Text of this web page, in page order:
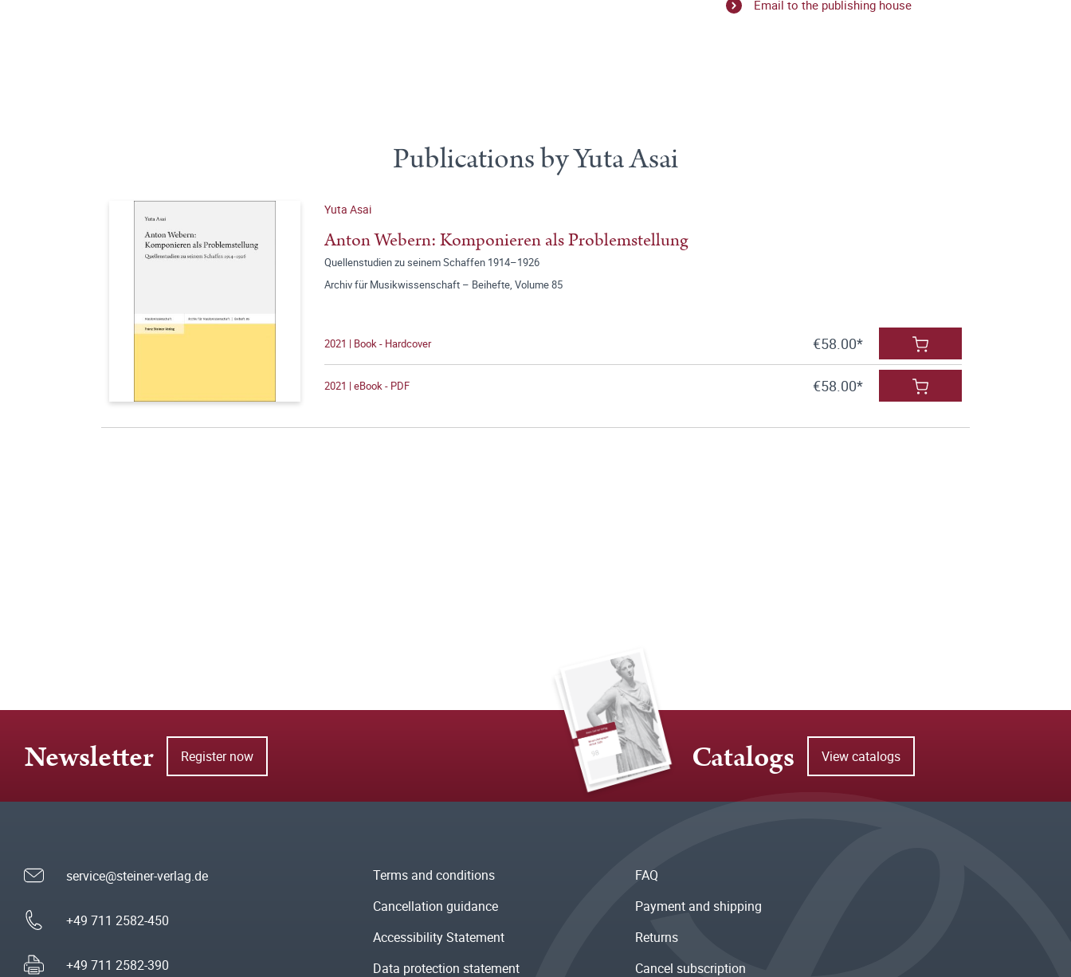
Email to the publishing house
Publications by Yuta Asai
Yuta Asai
Anton Webern: Komponieren als Problemstellung
Quellenstudien zu seinem Schaffen 1914–1926
Archiv für Musikwissenschaft – Beihefte, Volume 85
2021 | Book - Hardcover €58.00*
2021 | eBook - PDF €58.00*
Newsletter Register now Catalogs View catalogs
service@steiner-verlag.de
+49 711 2582-450
+49 711 2582-390
Terms and conditions
Cancellation guidance
Accessibility Statement
Data protection statement
FAQ
Payment and shipping
Returns
Cancel subscription